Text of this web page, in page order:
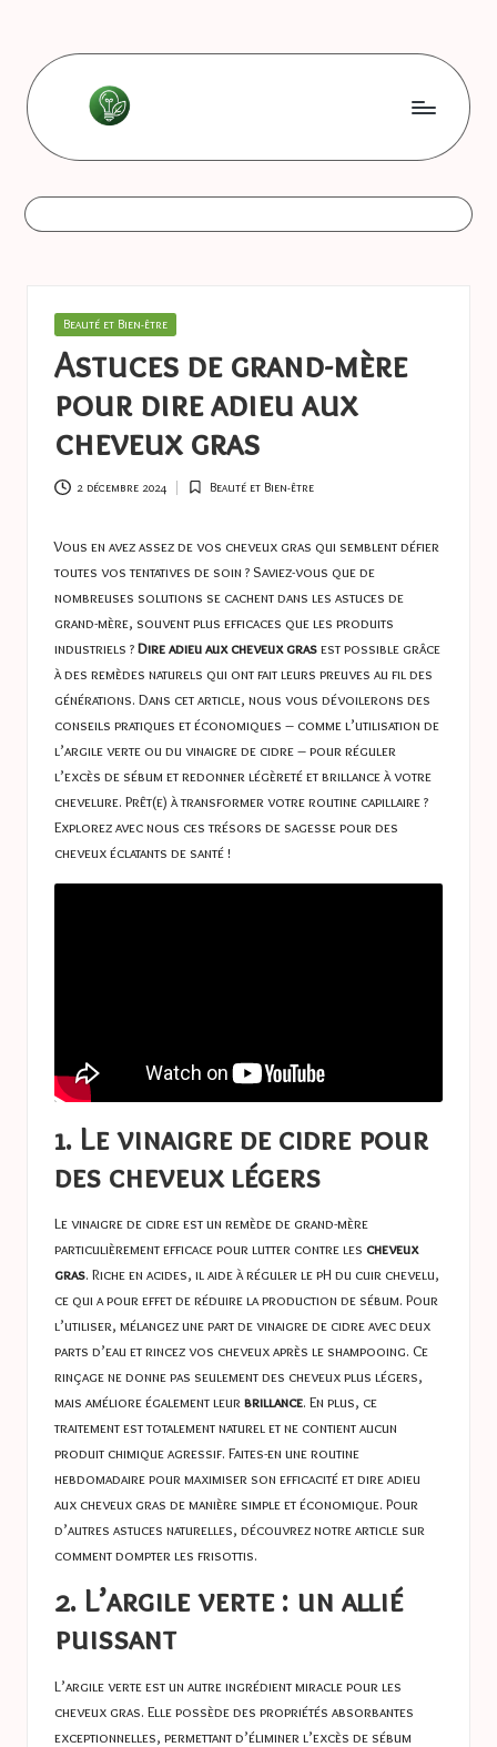
content
L
e
s
o
n
n
e
s
a
s
t
u
c
e
s
astuces
Posted
Beauté et Bien-être
Astuces de grand-mère
pour dire adieu aux
cheveux gras
2 décembre 2024
Posted
Beauté et Bien-être
Vous en avez assez de vos cheveux gras qui semblent défier
toutes vos tentatives de soin ? Saviez-vous que de
nombreuses solutions se cachent dans les astuces de
grand-mère, souvent plus efficaces que les produits
industriels ?Dire adieu aux cheveux grasest possible grâce
à des remèdes naturels qui ont fait leurs preuves au fil des
générations. Dans cet article, nous vous dévoilerons des
conseils pratiques et économiques – comme l’utilisation de
l’argile verte ou du vinaigre de cidre – pour réguler
l’excès de sébum et redonner légèreté et brillance à votre
chevelure. Prêt(e) à transformer votre routine capillaire ?
Explorez avec nous ces trésors de sagesse pour des
cheveux éclatants de santé !
1. Le vinaigre de cidre pour
des cheveux légers
Le vinaigre de cidre est un remède de grand-mère
particulièrement efficace pour lutter contre les cheveux
gras. Riche en acides, il aide à réguler le pH du cuir chevelu,
ce qui a pour effet de réduire la production de sébum. Pour
l’utiliser, mélangez une part de vinaigre de cidre avec deux
parts d’eau et rincez vos cheveux après le shampooing. Ce
rinçage ne donne pas seulement des cheveux plus légers,
mais améliore également leurbrillance. En plus, ce
traitement est totalement naturel et ne contient aucun
produit chimique agressif. Faites-en une routine
hebdomadaire pour maximiser son efficacité et dire adieu
aux cheveux gras de manière simple et économique. Pour
d’autres astuces naturelles, découvrez notre article sur
comment dompter les frisottis.
2. L’argile verte : un allié
puissant
L’argile verte est un autre ingrédient miracle pour les
cheveux gras. Elle possède des propriétés absorbantes
exceptionnelles, permettant d’éliminer l’excès de sébum